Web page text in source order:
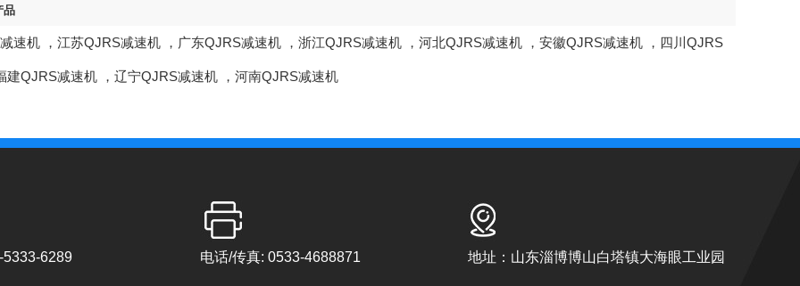
品
速机 ， 江苏QJRS减速机 ， 广东QJRS减速机 ， 浙江QJRS减速机 ， 河北QJRS减速机 ， 安徽QJRS减速机 ， 四川QJRS
建QJRS减速机 ， 辽宁QJRS减速机 ， 河南QJRS减速机
6289 电话/传真: 0533-4688871 地址：山东淄博博山白塔镇大海眼工业园